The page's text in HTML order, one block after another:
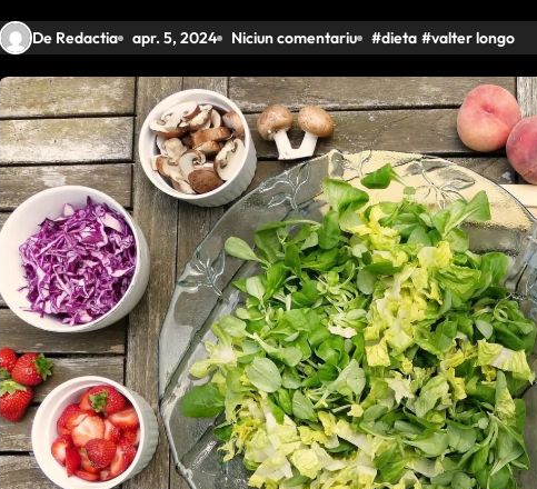
De Redactia apr. 5, 2024 Niciun comentariu #dieta #valter longo